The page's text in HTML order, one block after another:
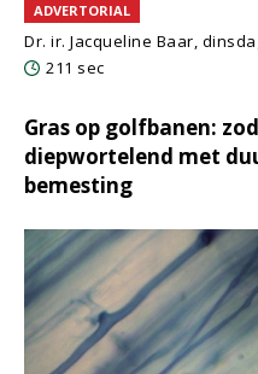
ADVERTORIAL
Dr. ir. Jacqueline Baar,
211 sec
Gras op golfbanen:
diepwortelend met
bemesting